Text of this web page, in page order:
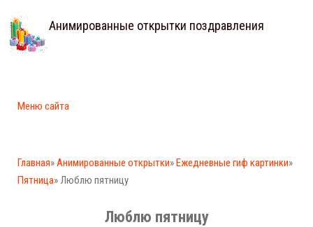
Анимированные открытки поздравления
Меню сайта
Главная»Анимированные открытки»Ежедневные гиф картинки»
Пятница» Люблю пятницу
Люблю пятницу